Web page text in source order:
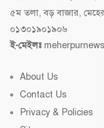
৫ম তলা, বড় বাজার,
০১৩০১৯০১৯০৬
ই-মেইলঃ
About Us
Contact Us
Privacy & Policies